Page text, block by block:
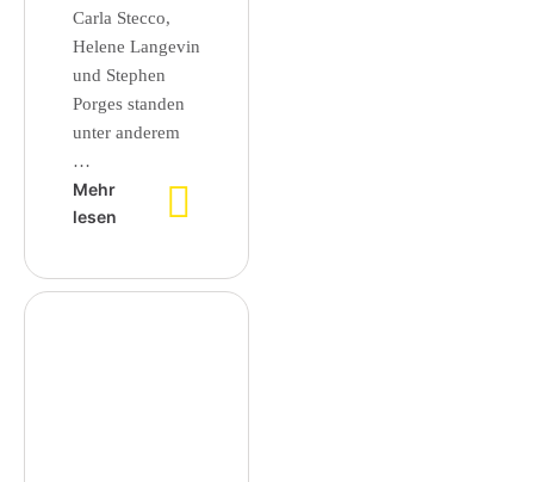
Carla Stecco,
Helene Langevin
und Stephen
Porges standen
unter anderem
…
Mehr
lesen